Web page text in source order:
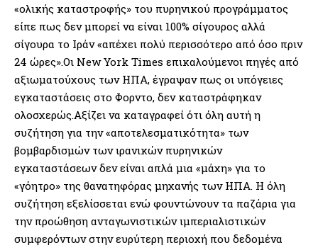
«ολικής καταστροφής» του πυρηνικού προγράμματος
είπε πως δεν μπορεί να είναι 100% σίγουρος αλλά
σίγουρα το Ιράν «απέχει πολύ περισσότερο από όσο πριν
24 ώρες».Οι New York Times επικαλούμενοι πηγές από
αξιωματούχους των ΗΠΑ, έγραψαν πως οι υπόγειες
εγκαταστάσεις στο Φορντο, δεν καταστράφηκαν
ολοσχερώς.Αξίζει να καταγραφεί ότι όλη αυτή η
συζήτηση για την «αποτελεσματικότητα» των
βομβαρδισμών των ιρανικών πυρηνικών
εγκαταστάσεων δεν είναι απλά μια «μάχη» για το
«γόητρο» της θανατηφόρας μηχανής των ΗΠΑ. Η όλη
συζήτηση εξελίσσεται ενώ φουντώνουν τα παζάρια για
την προώθηση ανταγωνιστικών ιμπεριαλιστικών
συμφερόντων στην ευρύτερη περιοχή που δεδομένα